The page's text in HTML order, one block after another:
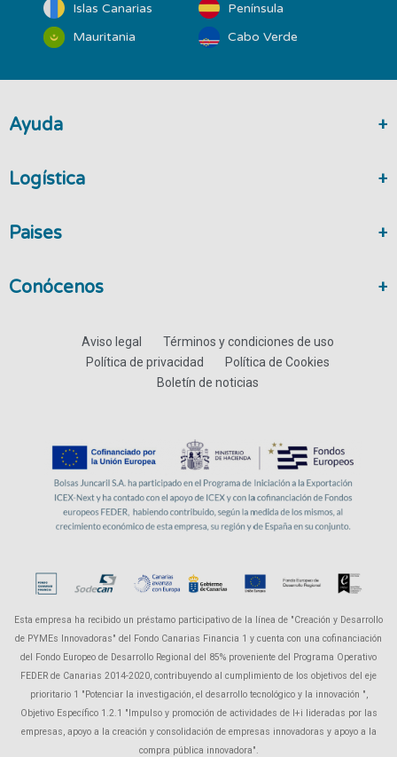
Islas Canarias
Península
Mauritania
Cabo Verde
Ayuda
Logística
Paises
Conócenos
Aviso legal
Términos y condiciones de uso
Política de privacidad
Política de Cookies
Boletín de noticias
Esta empresa ha recibido un préstamo participativo de la línea de "Creación y Desarrollo
de PYMEs Innovadoras" del Fondo Canarias Financia 1 y cuenta con una cofinanciación
del Fondo Europeo de Desarrollo Regional del 85% proveniente del Programa Operativo
FEDER de Canarias 2014-2020, contribuyendo al cumplimiento de los objetivos del eje
prioritario 1 "Potenciar la investigación, el desarrollo tecnológico y la innovación ",
Objetivo Específico 1.2.1 "Impulso y promoción de actividades de I+i lideradas por las
empresas, apoyo a la creación y consolidación de empresas innovadoras y apoyo a la
compra pública innovadora".